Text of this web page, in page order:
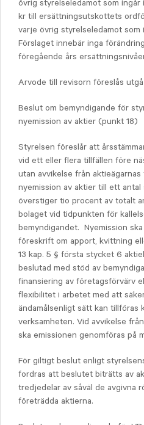
övrig styrelseledamot som
kr till ersättningsutskottets
varje övrig styrelseledamot
Förslaget innebär inga
föregående års
Arvode till revisorn föreslås
Beslut om bemyndigande för
nyemission av aktier (punkt 18)
Styrelsen föreslår att
vid ett eller flera tillfällen före
utan avvikelse från
nyemission av aktier till ett antal
överstiger tio procent av totalt
bolaget vid tidpunkten för
bemyndigandet. Nyemission
föreskrift om apport, kvittning
13 kap. 5 § första stycket 6
beslutad med stöd av
finansiering av företagsförvärv
flexibilitet i arbetet med att
ändamålsenligt sätt kan tillföras
verksamheten. Vid avvikelse
ska emissionen genomföras på
För giltigt beslut enligt
fordras att beslutet biträtts av
tredjedelar av såväl de avgivna
företrädda aktierna.